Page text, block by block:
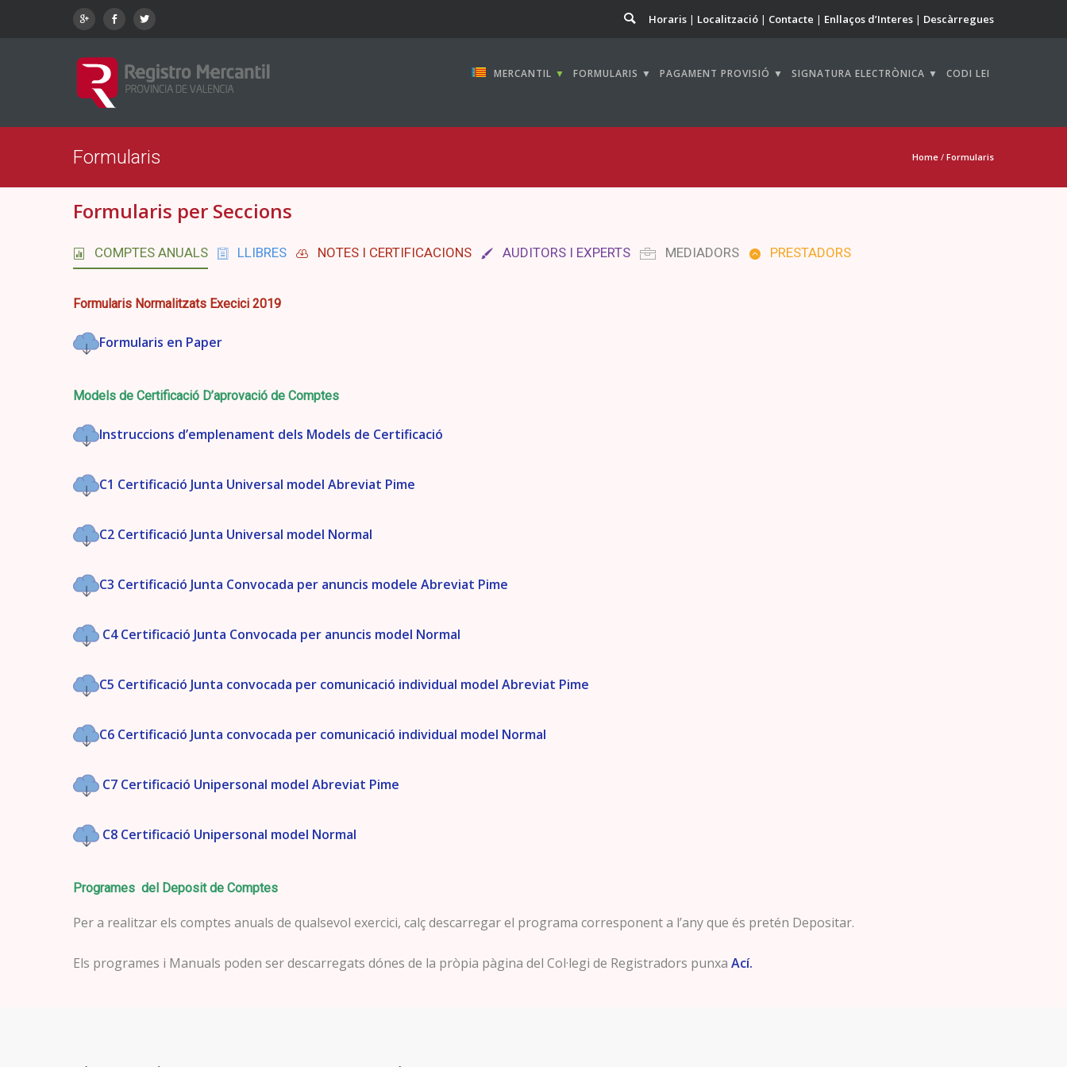
Horaris Localització Contacte Enllaços d’Interes Descàrregues
MERCANTIL ▼ FORMULARIS ▼ PAGAMENT PROVISIÓ ▼ SIGNATURA ELECTRÒNICA ▼ CODI LEI
Formularis Home / Formularis
Formularis per Seccions
COMPTES ANUALS LLIBRES NOTES I CERTIFICACIONS AUDITORS I EXPERTS MEDIADORS PRESTADORS
Formularis Normalitzats Execici 2019
Formularis en Paper
Models de Certificació D’aprovació de Comptes
Instruccions d’emplenament dels Models de Certificació
C1 Certificació Junta Universal model Abreviat Pime
C2 Certificació Junta Universal model Normal
C3 Certificació Junta Convocada per anuncis modele Abreviat Pime
C4 Certificació Junta Convocada per anuncis model Normal
C5 Certificació Junta convocada per comunicació individual model Abreviat Pime
C6 Certificació Junta convocada per comunicació individual model Normal
C7 Certificació Unipersonal model Abreviat Pime
C8 Certificació Unipersonal model Normal
Programes del Deposit de Comptes
Per a realitzar els comptes anuals de qualsevol exercici, calç descarregar el programa corresponent a l’any que és pretén Depositar.
Els programes i Manuals poden ser descarregats dónes de la pròpia pàgina del Col·legi de Registradors punxa Ací.